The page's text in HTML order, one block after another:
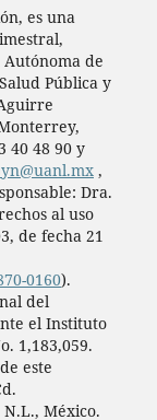
es una
de
Pública y
40 48 90 y
,
Dra.
al uso
de fecha 21
0160).
del
el Instituto
1,183,059.
este
México.